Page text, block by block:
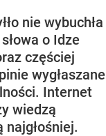
nie wybuchła
o Idze
częściej
wygłaszane
Internet
wiedzą